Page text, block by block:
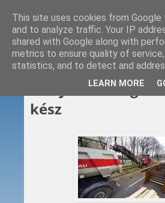
2015. 04. 08.
Felújítás a Ringen
kész
This site uses cookies from
and to analyze traffic. Your IP
shared with Google along with
metrics to ensure quality of
statistics, and to detect and
LEARN MORE